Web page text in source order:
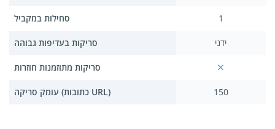
סחילות במקביל
סריקות בעדיפות גבוהה
סריקות מתוזמנות חוזרות
עומק סריקה (כתובות URL)
1
ידני
150